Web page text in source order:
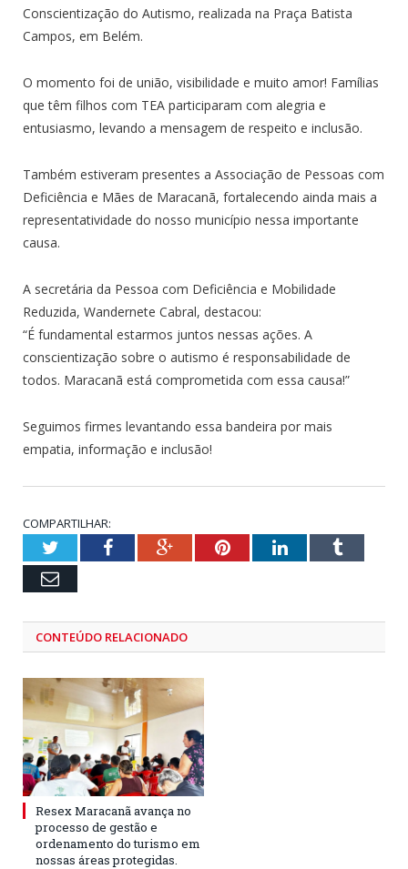
Conscientização do Autismo, realizada na Praça Batista
Campos, em Belém.
O momento foi de união, visibilidade e muito amor! Famílias
que têm filhos com TEA participaram com alegria e
entusiasmo, levando a mensagem de respeito e inclusão.
Também estiveram presentes a Associação de Pessoas com
Deficiência e Mães de Maracanã, fortalecendo ainda mais a
representatividade do nosso município nessa importante
causa.
A secretária da Pessoa com Deficiência e Mobilidade
Reduzida, Wandernete Cabral, destacou:
“É fundamental estarmos juntos nessas ações. A
conscientização sobre o autismo é responsabilidade de
todos. Maracanã está comprometida com essa causa!”
Seguimos firmes levantando essa bandeira por mais
empatia, informação e inclusão!
COMPARTILHAR:
TwitterFacebookGoogle+PinterestLinkedInTumblr
Email
CONTEÚDO RELACIONADO
Resex Maracanã avança no
processo de gestão e
ordenamento do turismo em
nossas áreas protegidas.